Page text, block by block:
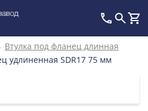
Втулка под фланец длинная
удлиненная SDR17 75 мм